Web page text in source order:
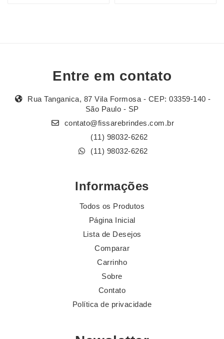
Entre em contato
Rua Tanganica, 87 Vila Formosa - CEP: 03359-140 -
São Paulo - SP
contato@fissarebrindes.com.br
(11) 98032-6262
(11) 98032-6262
Informações
Todos os Produtos
Página Inicial
Lista de Desejos
Comparar
Carrinho
Sobre
Contato
Política de privacidade